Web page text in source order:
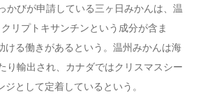
かびが申請している三ヶ日みかんは、温
リプトキサンチンという成分が含ま
ける働きがあるという。温州みかんは海
り輸出され、カナダではクリスマスシー
ジとして定着しているという。